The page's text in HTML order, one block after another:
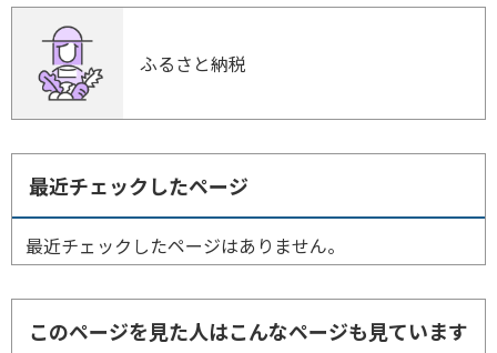
ふるさと納税
最近チェックしたページ
最近チェックしたページはありません。
このページを見た人はこんなページも見ています